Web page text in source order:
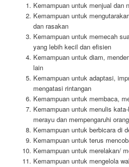
Kemampuan untuk menjual dan
Kemampuan untuk
dan rasakan
Kemampuan untuk memecah
yang lebih kecil dan efisien
Kemampuan untuk diam,
lain
Kemampuan untuk adaptasi,
mengatasi rintangan
Kemampuan untuk membaca,
Kemampuan untuk menulis
merayu dan mempengaruhi
Kemampuan untuk berbicara di
Kemampuan untuk terus
Kemampuan untuk merelakan/
Kemampuan untuk mengelola